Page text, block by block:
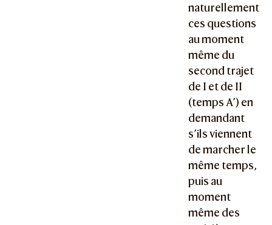
naturellement
ces questions
au moment
même du
second trajet
de I et de II
(temps A’) en
demandant
s’ils viennent
de marcher le
même temps,
puis au
moment
même des